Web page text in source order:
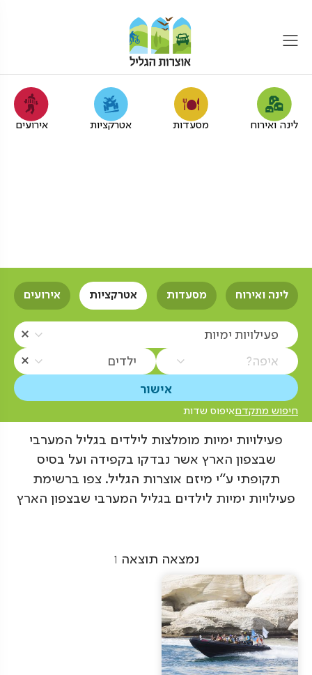
לינה ואירוח מסעדות אטרקציות אירועים
לינה ואירוח מסעדות אטרקציות אירועים
פעילויות ימיות
איפה? ילדים
חיפוש מתקדםאיפוס שדות
פעילויות ימיות מומלצות לילדים בגליל המערבי
שבצפון הארץ אשר נבדקו בקפידה ועל בסיס
תקופתי ע"י מיזם אוצרות הגליל. צפו ברשימת
פעילויות ימיות לילדים בגליל המערבי שבצפון הארץ
נמצאה תוצאה 1